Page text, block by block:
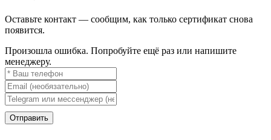
Оставьте контакт — сообщим, как только сертификат снова
появится.
Произошла ошибка. Попробуйте ещё раз или напишите
менеджеру.
Отправить